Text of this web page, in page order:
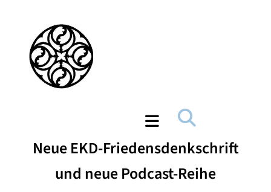
Neue EKD-Friedensdenkschrift
und neue Podcast-Reihe